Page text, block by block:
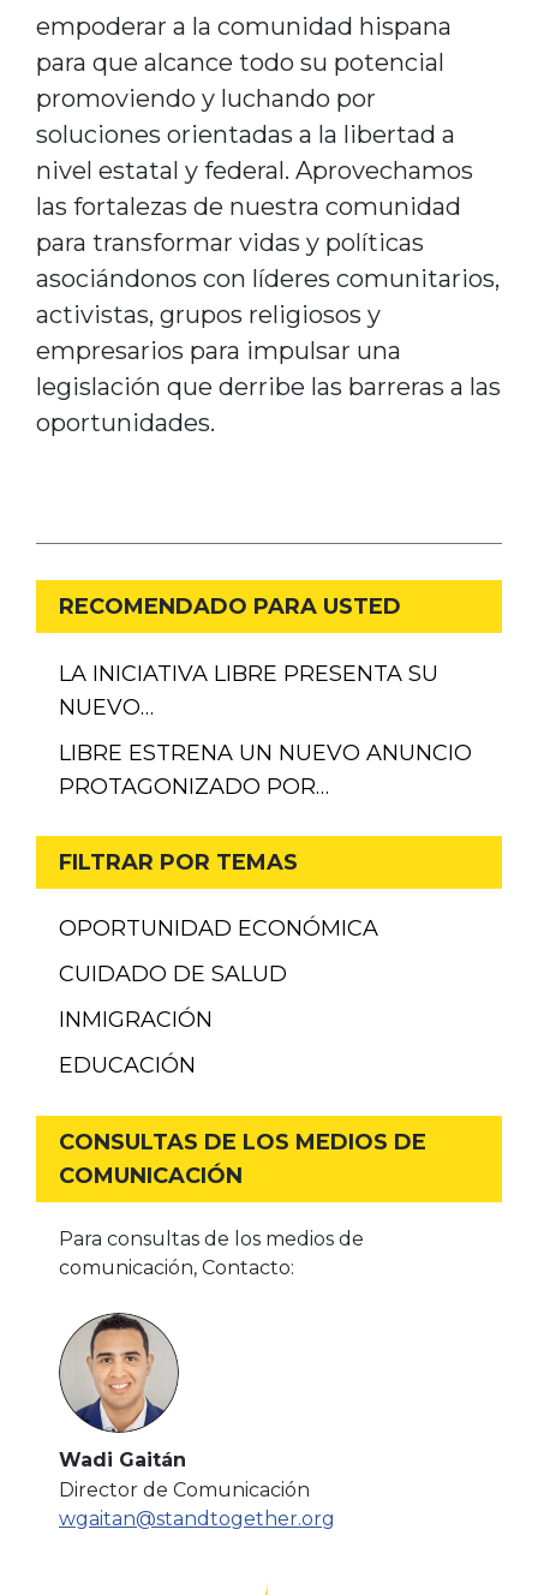
empoderar a la comunidad hispana
para que alcance todo su potencial
promoviendo y luchando por
soluciones orientadas a la libertad a
nivel estatal y federal. Aprovechamos
las fortalezas de nuestra comunidad
para transformar vidas y políticas
asociándonos con líderes comunitarios,
activistas, grupos religiosos y
empresarios para impulsar una
legislación que derribe las barreras a las
oportunidades.
RECOMENDADO PARA USTED
LA INICIATIVA LIBRE PRESENTA SU
NUEVO…
LIBRE ESTRENA UN NUEVO ANUNCIO
PROTAGONIZADO POR…
FILTRAR POR TEMAS
OPORTUNIDAD ECONÓMICA
CUIDADO DE SALUD
INMIGRACIÓN
EDUCACIÓN
CONSULTAS DE LOS MEDIOS DE
COMUNICACIÓN
Para consultas de los medios de
comunicación, Contacto:
Wadi Gaitán
Director de Comunicación
wgaitan@standtogether.org